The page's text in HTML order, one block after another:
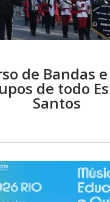
de Bandas
de todo
Santos